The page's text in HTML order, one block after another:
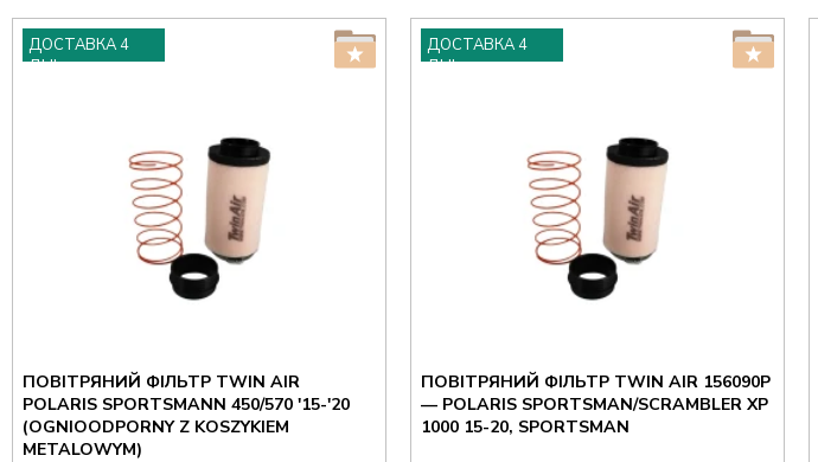
ДОСТАВКА 4
ДНІ
ПОВІТРЯНИЙ ФІЛЬТР TWIN AIR
POLARIS SPORTSMANN 450/570 '15-'20
(OGNIOODPORNY Z KOSZYKIEM
METALOWYM)
ДОСТАВКА 4
ДНІ
ПОВІТРЯНИЙ ФІЛЬТР TWIN AIR 156090P
— POLARIS SPORTSMAN/SCRAMBLER XP
1000 15-20, SPORTSMAN